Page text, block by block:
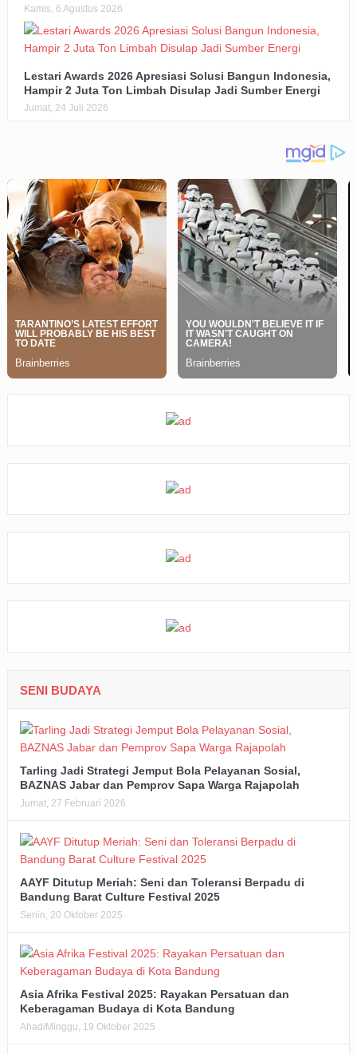
Kamis, 6 Agustus 2026
Lestari Awards 2026 Apresiasi Solusi Bangun Indonesia,
Hampir 2 Juta Ton Limbah Disulap Jadi Sumber Energi
Jumat, 24 Juli 2026
SENI BUDAYA
Tarling Jadi Strategi Jemput Bola Pelayanan Sosial,
BAZNAS Jabar dan Pemprov Sapa Warga Rajapolah
Jumat, 27 Februari 2026
AAYF Ditutup Meriah: Seni dan Toleransi Berpadu di
Bandung Barat Culture Festival 2025
Senin, 20 Oktober 2025
Asia Afrika Festival 2025: Rayakan Persatuan dan
Keberagaman Budaya di Kota Bandung
Ahad/Minggu, 19 Oktober 2025